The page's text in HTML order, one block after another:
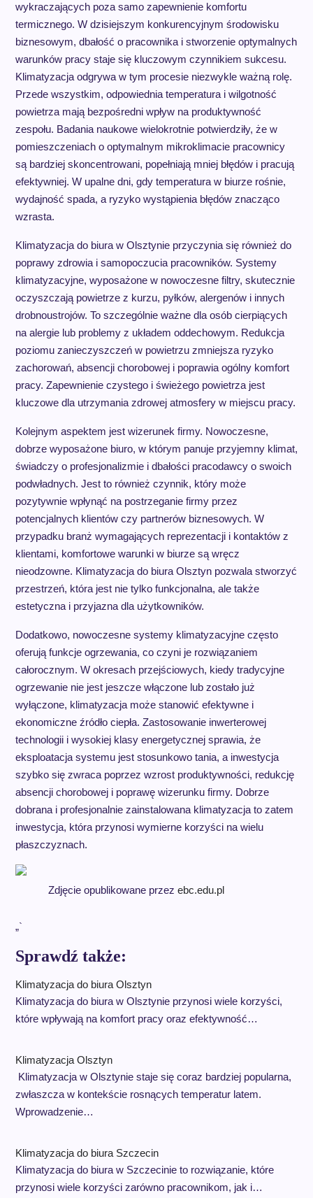
wykraczających poza samo zapewnienie komfortu
termicznego. W dzisiejszym konkurencyjnym środowisku
biznesowym, dbałość o pracownika i stworzenie optymalnych
warunków pracy staje się kluczowym czynnikiem sukcesu.
Klimatyzacja odgrywa w tym procesie niezwykle ważną rolę.
Przede wszystkim, odpowiednia temperatura i wilgotność
powietrza mają bezpośredni wpływ na produktywność
zespołu. Badania naukowe wielokrotnie potwierdziły, że w
pomieszczeniach o optymalnym mikroklimacie pracownicy
są bardziej skoncentrowani, popełniają mniej błędów i pracują
efektywniej. W upalne dni, gdy temperatura w biurze rośnie,
wydajność spada, a ryzyko wystąpienia błędów znacząco
wzrasta.
Klimatyzacja do biura w Olsztynie przyczynia się również do
poprawy zdrowia i samopoczucia pracowników. Systemy
klimatyzacyjne, wyposażone w nowoczesne filtry, skutecznie
oczyszczają powietrze z kurzu, pyłków, alergenów i innych
drobnoustrojów. To szczególnie ważne dla osób cierpiących
na alergie lub problemy z układem oddechowym. Redukcja
poziomu zanieczyszczeń w powietrzu zmniejsza ryzyko
zachorowań, absencji chorobowej i poprawia ogólny komfort
pracy. Zapewnienie czystego i świeżego powietrza jest
kluczowe dla utrzymania zdrowej atmosfery w miejscu pracy.
Kolejnym aspektem jest wizerunek firmy. Nowoczesne,
dobrze wyposażone biuro, w którym panuje przyjemny klimat,
świadczy o profesjonalizmie i dbałości pracodawcy o swoich
podwładnych. Jest to również czynnik, który może
pozytywnie wpłynąć na postrzeganie firmy przez
potencjalnych klientów czy partnerów biznesowych. W
przypadku branż wymagających reprezentacji i kontaktów z
klientami, komfortowe warunki w biurze są wręcz
nieodzowne. Klimatyzacja do biura Olsztyn pozwala stworzyć
przestrzeń, która jest nie tylko funkcjonalna, ale także
estetyczna i przyjazna dla użytkowników.
Dodatkowo, nowoczesne systemy klimatyzacyjne często
oferują funkcje ogrzewania, co czyni je rozwiązaniem
całorocznym. W okresach przejściowych, kiedy tradycyjne
ogrzewanie nie jest jeszcze włączone lub zostało już
wyłączone, klimatyzacja może stanowić efektywne i
ekonomiczne źródło ciepła. Zastosowanie inwerterowej
technologii i wysokiej klasy energetycznej sprawia, że
eksploatacja systemu jest stosunkowo tania, a inwestycja
szybko się zwraca poprzez wzrost produktywności, redukcję
absencji chorobowej i poprawę wizerunku firmy. Dobrze
dobrana i profesjonalnie zainstalowana klimatyzacja to zatem
inwestycja, która przynosi wymierne korzyści na wielu
płaszczyznach.
Zdjęcie opublikowane przez ebc.edu.pl
„`
Sprawdź także:
Klimatyzacja do biura Olsztyn
Klimatyzacja do biura w Olsztynie przynosi wiele korzyści,
które wpływają na komfort pracy oraz efektywność…
Klimatyzacja Olsztyn
Klimatyzacja w Olsztynie staje się coraz bardziej popularna,
zwłaszcza w kontekście rosnących temperatur latem.
Wprowadzenie…
Klimatyzacja do biura Szczecin
Klimatyzacja do biura w Szczecinie to rozwiązanie, które
przynosi wiele korzyści zarówno pracownikom, jak i…